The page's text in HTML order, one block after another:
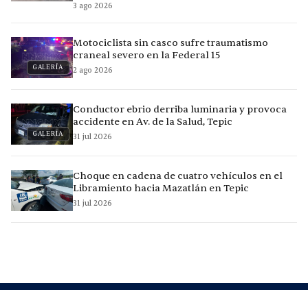
3 ago 2026
GALERÍA
Motociclista sin casco sufre traumatismo
craneal severo en la Federal 15
2 ago 2026
GALERÍA
Conductor ebrio derriba luminaria y provoca
accidente en Av. de la Salud, Tepic
31 jul 2026
Choque en cadena de cuatro vehículos en el
Libramiento hacia Mazatlán en Tepic
31 jul 2026